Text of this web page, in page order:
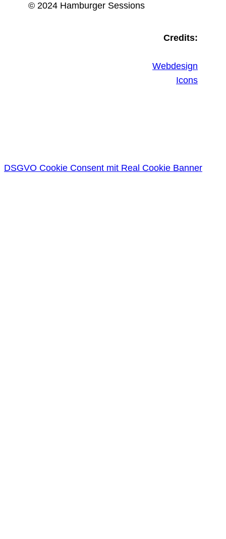
© 2024 Hamburger Sessions
Credits:
Webdesign
Icons
DSGVO Cookie Consent mit Real Cookie Banner